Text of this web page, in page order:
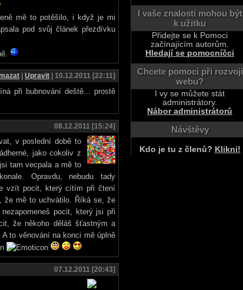
mě to potěšilo, i když je mi
pod svůj článek přezdívku
Upravit | 10.12.2011 [22:11]
při bubnování deště... prostě
08.12.2011 [15:24]
v poslední době to
jako cokoliv z
tam vecpala a mě to
Opravdu, nebudu tady
vzít pocit, který cítím při čtení
mě to uchvátilo. Říká se, že
pocit, který jsi při
že někoho děláš šťastným a
to věnování na konci mě úplně
07.12.2011 [20:43]
I vaše znalosti mohou být
k užitku
Přidejte se k Pomoci
začínajícím autorům.
Hledají se pomocníčci
Chcete pomoci při rozvoji
webu?
I vy se můžete stát
administrátory.
Nábor administrátorů
Návštěvy
Kdo je tu z členů? Klikni!